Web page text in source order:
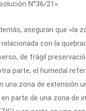
N°36/21».
aseguran que «la
con la
de frágil
parte, el humedal
una zona de extensión
parte de una zona de